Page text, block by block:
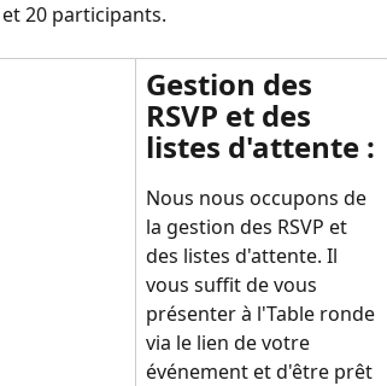
20 participants.
Gestion des
RSVP et des
listes d'attente :
Nous nous occupons de
la gestion des RSVP et
des listes d'attente. Il
vous suffit de vous
présenter à l'Table ronde
via le lien de votre
événement et d'être prêt